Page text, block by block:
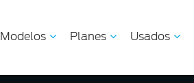
Modelos Planes Usados